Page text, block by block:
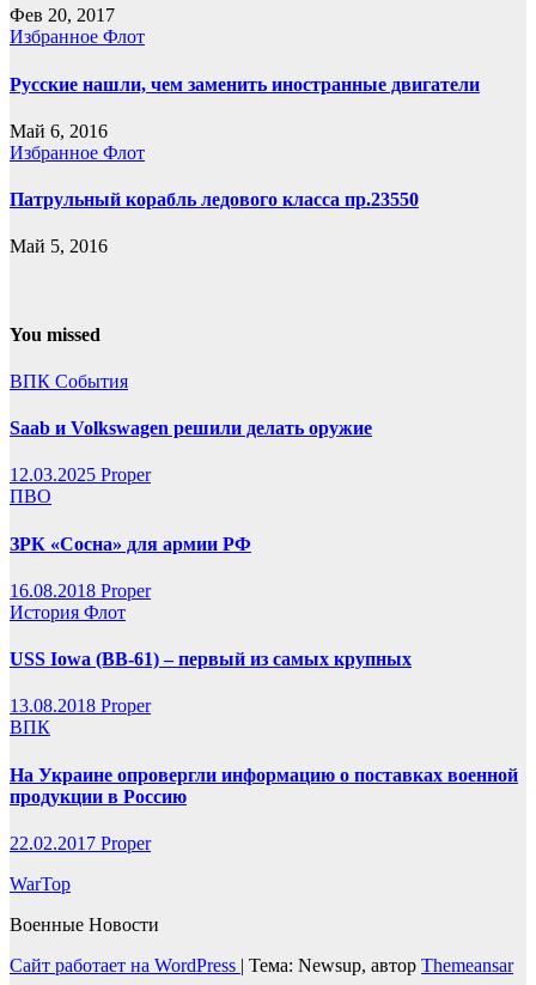
Фев 20, 2017
Избранное Флот
Русские нашли, чем заменить иностранные двигатели
Май 6, 2016
Избранное Флот
Патрульный корабль ледового класса пр.23550
Май 5, 2016
You missed
ВПК События
Saab и Volkswagen решили делать оружие
12.03.2025 Proper
ПВО
ЗРК «Сосна» для армии РФ
16.08.2018 Proper
История Флот
USS Iowa (BB-61) – первый из самых крупных
13.08.2018 Proper
ВПК
На Украине опровергли информацию о поставках военной
продукции в Россию
22.02.2017 Proper
WarTop
Военные Новости
Сайт работает на WordPress | Тема: Newsup, автор Themeansar